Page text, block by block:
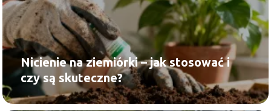
Nicienie na ziemiórki – jak stosować i
czy są skuteczne?